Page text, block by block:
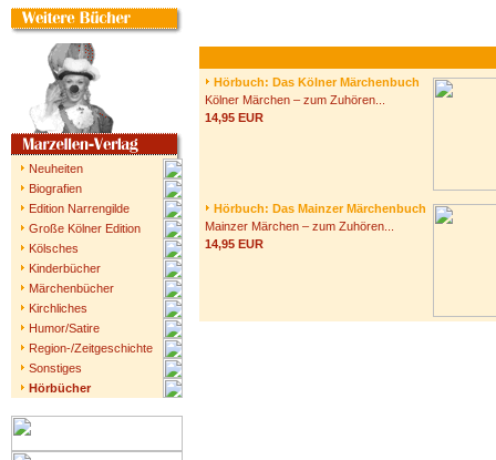
Neuheiten
Biografien
Edition Narrengilde
Große Kölner Edition
Kölsches
Kinderbücher
Märchenbücher
Kirchliches
Humor/Satire
Region-/Zeitgeschichte
Sonstiges
Hörbücher
Hörbuch: Das Kölner Märchenbuch
Kölner Märchen – zum Zuhören...
14,95 EUR
Hörbuch: Das Mainzer Märchenbuch
Mainzer Märchen – zum Zuhören...
14,95 EUR